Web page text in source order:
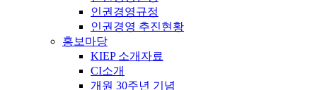
인권경영규정
인권경영 추진현황
홍보마당
KIEP 소개자료
CI소개
개원 30주년 기념